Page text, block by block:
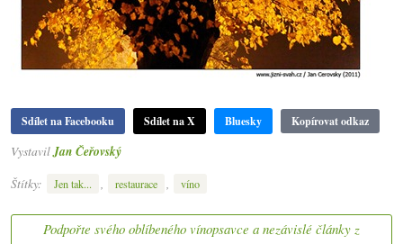
Sdílet na Facebooku Sdílet na X Bluesky Kopírovat odkaz
Vystavil Jan Čeřovský
Štítky:
Jen tak... , restaurace , víno
Podpořte svého oblíbeného vínopsavce a nezávislé články z